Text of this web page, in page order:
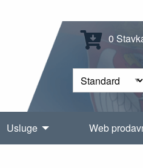
0
Usluge Web